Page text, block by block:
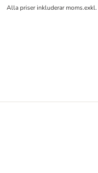
Alla priser inkluderar moms.exkl.